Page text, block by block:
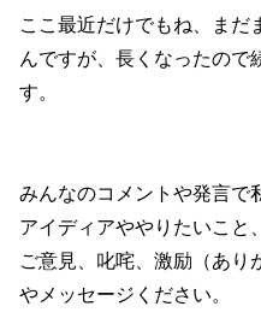
ここ最近だけでもね、まだ
んですが、長くなったので
す。
みんなのコメントや発言で
アイディアややりたいこと
ご意見、叱咤、激励（あり
やメッセージください。